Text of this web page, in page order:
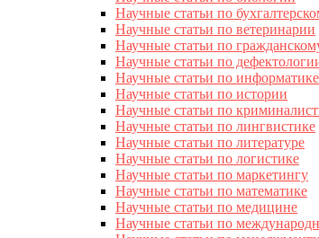
Научные статьи по
Научные статьи по ветеринарии
Научные статьи по
Научные статьи по
Научные статьи по информатике
Научные статьи по истории
Научные статьи по
Научные статьи по лингвистике
Научные статьи по литературе
Научные статьи по логистике
Научные статьи по маркетингу
Научные статьи по математике
Научные статьи по медицине
Научные статьи по